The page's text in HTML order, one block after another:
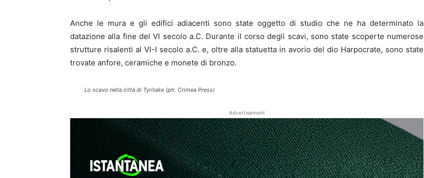
Anche le mura e gli edifici adiacenti sono state oggetto di studio che ne ha determinato la
datazione alla fine del VI secolo a.C. Durante il corso degli scavi, sono state scoperte numerose
strutture risalenti al VI-I secolo a.C. e, oltre alla statuetta in avorio del dio Harpocrate, sono state
trovate anfore, ceramiche e monete di bronzo.
Lo scavo nella città di Tyritake (ph. Crimea Press)
Advertisement